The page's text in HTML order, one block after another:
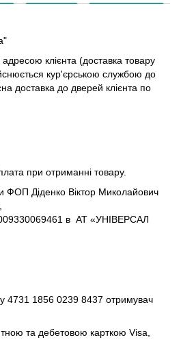
клієнта (доставка товару
кур'єрською службою до
доставка до дверей клієнта по
при отриманні товару.
ФОП Діденко Віктор Миколайович
в АТ «УНІВЕРСАЛ
4731 1856 0239 8437 отримувач
та дебетовою карткою Visa,